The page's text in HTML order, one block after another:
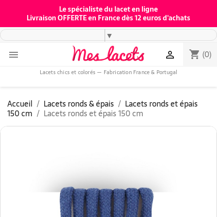
Le spécialiste du lacet en ligne
Livraison OFFERTE en France dès 12 euros d'achats
▼
 shopping_cart (0)

Lacets chics et colorés — Fabrication France & Portugal
Accueil Lacets ronds & épais Lacets ronds et épais
150 cm Lacets ronds et épais 150 cm